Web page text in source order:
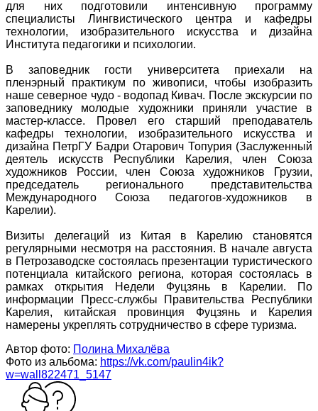
для них подготовили интенсивную программу
специалисты Лингвистического центра и кафедры
технологии, изобразительного искусства и дизайна
Института педагогики и психологии.
В заповедник гости университета приехали на
пленэрный практикум по живописи, чтобы изобразить
наше северное чудо - водопад Кивач. После экскурсии по
заповеднику молодые художники приняли участие в
мастер-классе. Провел его старший преподаватель
кафедры технологии, изобразительного искусства и
дизайна ПетрГУ Бадри Отарович Топурия (Заслуженный
деятель искусств Республики Карелия, член Союза
художников России, член Союза художников Грузии,
председатель регионального представительства
Международного Союза педагогов-художников в
Карелии).
Визиты делегаций из Китая в Карелию становятся
регулярными несмотря на расстояния. В начале августа
в Петрозаводске состоялась презентации туристического
потенциала китайского региона, которая состоялась в
рамках открытия Недели Фуцзянь в Карелии. По
информации Пресс-службы Правительства Республики
Карелия, китайская провинция Фуцзянь и Карелия
намерены укреплять сотрудничество в сфере туризма.
Автор фото: Полина Михалёва
Фото из альбома: https://vk.com/paulin4ik?
w=wall822471_5147